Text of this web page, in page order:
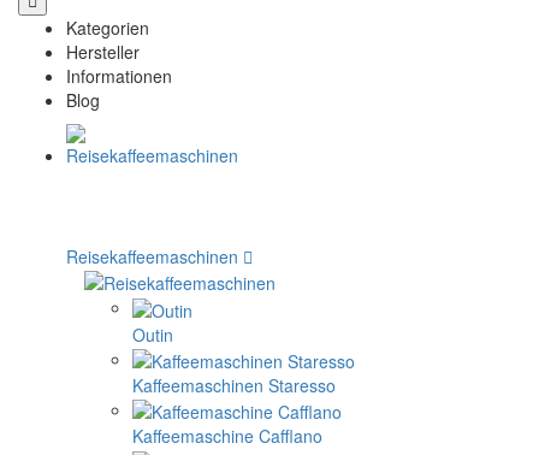
Kategorien
Hersteller
Informationen
Blog
Reisekaffeemaschinen
Outin
Kaffeemaschinen Staresso
Kaffeemaschine Cafflano